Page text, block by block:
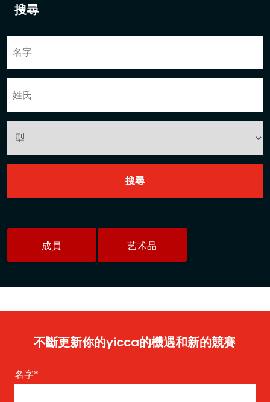
搜尋
成員 艺术品
不斷更新你的yicca的機遇和新的競賽
名字*